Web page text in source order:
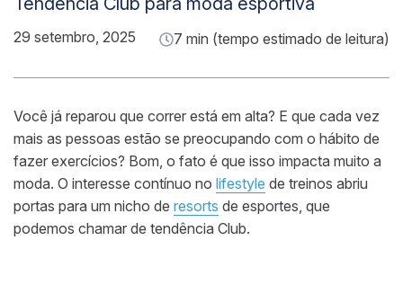
29 setembro, 2025 7 min (tempo estimado de leitura)
Você já reparou que correr está em alta? E que cada vez
mais as pessoas estão se preocupando com o hábito de
fazer exercícios? Bom, o fato é que isso impacta muito a
moda. O interesse contínuo no lifestyle de treinos abriu
portas para um nicho de resorts de esportes, que
podemos chamar de tendência Club.